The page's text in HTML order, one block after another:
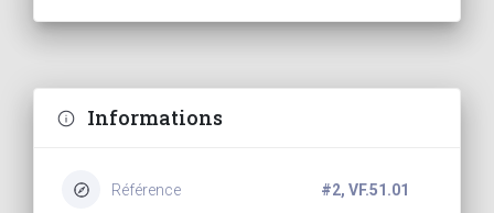
Informations
Référence #2, VF.51.01